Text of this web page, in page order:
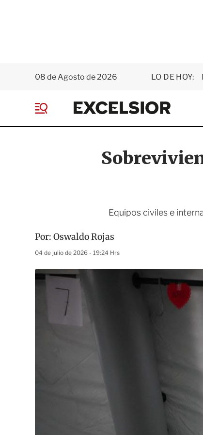
08 de Agosto de 2026 LO DE HOY:
E
x
e
i
o
e
Equipos civiles e
Por: Oswaldo Rojas
04 de julio de 2026 - 19:24 Hrs